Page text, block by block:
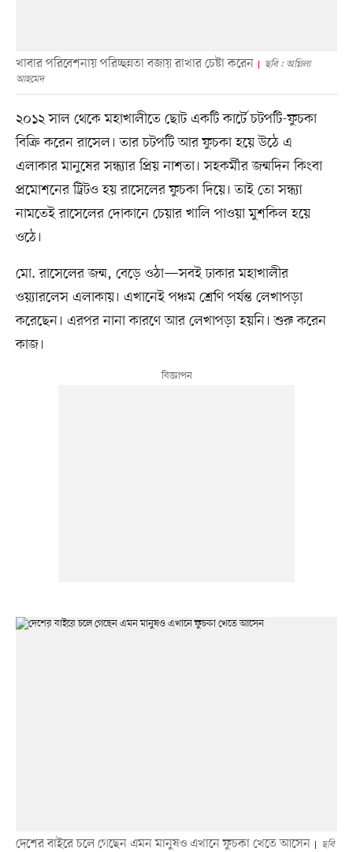
খাবার পরিবেশনায় পরিচ্ছন্নতা বজায় রাখার চেষ্টা করেন
ছবি : অগ্নিলা
আহমেদ
২০১২ সাল থেকে মহাখালীতে ছোট একটি কার্টে চটপটি-ফুচকা
বিক্রি করেন রাসেল। তার চটপটি আর ফুচকা হয়ে উঠে এ
এলাকার মানুষের সন্ধ্যার প্রিয় নাশতা। সহকর্মীর জন্মদিন কিংবা
প্রমোশনের ট্রিটও হয় রাসেলের ফুচকা দিয়ে। তাই তো সন্ধ্যা
নামতেই রাসেলের দোকানে চেয়ার খালি পাওয়া মুশকিল হয়ে
ওঠে।
মো. রাসেলের জন্ম, বেড়ে ওঠা—সবই ঢাকার মহাখালীর
ওয়্যারলেস এলাকায়। এখানেই পঞ্চম শ্রেণি পর্যন্ত লেখাপড়া
করেছেন। এরপর নানা কারণে আর লেখাপড়া হয়নি। শুরু করেন
কাজ।
দেশের বাইরে চলে গেছেন এমন মানুষও এখানে ফুচকা খেতে আসেন ছবি